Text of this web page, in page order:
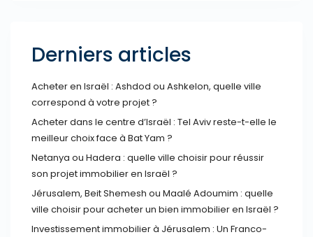
Derniers articles
Acheter en Israël : Ashdod ou Ashkelon, quelle ville
correspond à votre projet ?
Acheter dans le centre d’Israël : Tel Aviv reste-t-elle le
meilleur choix face à Bat Yam ?
Netanya ou Hadera : quelle ville choisir pour réussir
son projet immobilier en Israël ?
Jérusalem, Beit Shemesh ou Maalé Adoumim : quelle
ville choisir pour acheter un bien immobilier en Israël ?
Investissement immobilier à Jérusalem : Un Franco-